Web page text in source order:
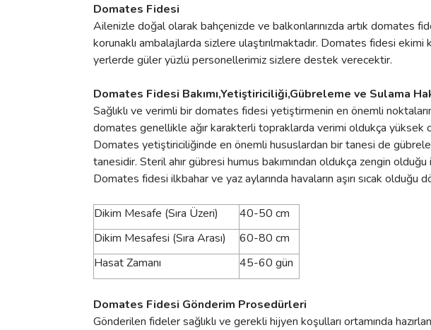
Domates Fidesi
Ailenizle doğal olarak bahçenizde ve balkonlarınızda artık domates
korunaklı ambalajlarda sizlere ulaştırılmaktadır. Domates fidesi ekimi
yerlerde güler yüzlü personellerimiz sizlere destek verecektir.
Domates Fidesi Bakımı,Yetiştiriciliği,Gübreleme ve Sulama
Sağlıklı ve verimli bir domates fidesi yetiştirmenin en önemli
domates genellikle ağır karakterli topraklarda verimi oldukça yüksek
Domates yetiştiriciliğinde en önemli hususlardan bir tanesi de
tanesidir. Steril ahır gübresi humus bakımından oldukça zengin
Domates fidesi ilkbahar ve yaz aylarında havaların aşırı sıcak olduğu
Dikim Mesafe (Sıra Üzeri)
40-50 cm
Dikim Mesafesi (Sıra Arası)
60-80 cm
Hasat Zamanı
45-60 gün
Domates Fidesi Gönderim Prosedürleri
Gönderilen fideler sağlıklı ve gerekli hijyen koşulları ortamında